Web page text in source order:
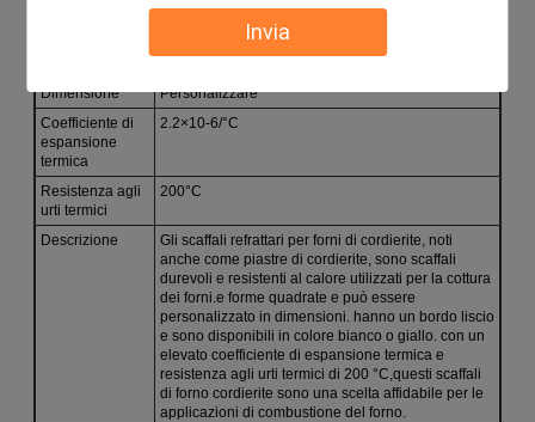
Invia
Listo.
Dimensione
Personalizzare
Coefficiente di
espansione
termica
2.2×10-6/°C
Resistenza agli
urti termici
200°C
Descrizione
Gli scaffali refrattari per forni di cordierite, noti
anche come piastre di cordierite, sono scaffali
durevoli e resistenti al calore utilizzati per la cottura
dei forni.e forme quadrate e può essere
personalizzato in dimensioni. hanno un bordo liscio
e sono disponibili in colore bianco o giallo. con un
elevato coefficiente di espansione termica e
resistenza agli urti termici di 200 °C,questi scaffali
di forno cordierite sono una scelta affidabile per le
applicazioni di combustione del forno.